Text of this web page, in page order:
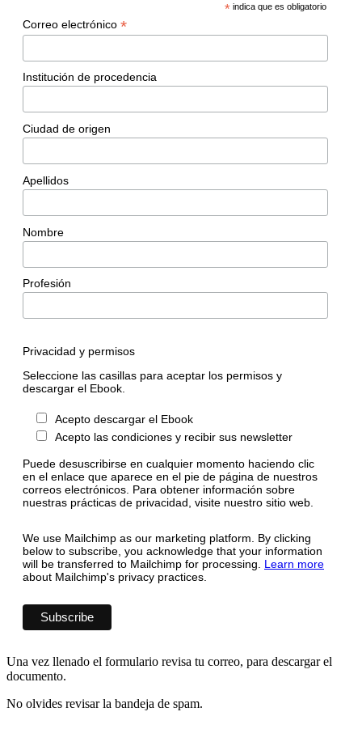
* indica que es obligatorio
Correo electrónico *
Institución de procedencia
Ciudad de origen
Apellidos
Nombre
Profesión
Privacidad y permisos
Seleccione las casillas para aceptar los permisos y
descargar el Ebook.
Acepto descargar el Ebook
Acepto las condiciones y recibir sus newsletter
Puede desuscribirse en cualquier momento haciendo clic
en el enlace que aparece en el pie de página de nuestros
correos electrónicos. Para obtener información sobre
nuestras prácticas de privacidad, visite nuestro sitio web.
We use Mailchimp as our marketing platform. By clicking
below to subscribe, you acknowledge that your information
will be transferred to Mailchimp for processing. Learn more
about Mailchimp's privacy practices.
Una vez llenado el formulario revisa tu correo, para descargar el
documento.
No olvides revisar la bandeja de spam.